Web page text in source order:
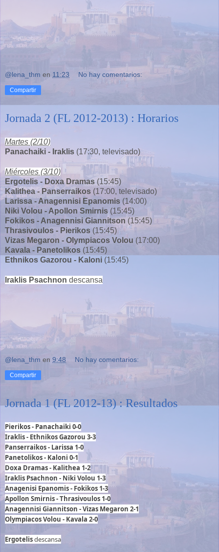
@lena_thm en 11:23 No hay comentarios:
Compartir
Jornada 2 (FL 2012-2013) : Horarios
Martes (2/10)
Panachaiki - Iraklis (17:30, televisado)
Miércoles (3/10)
Ergotelis - Doxa Dramas (15:45)
Kalithea - Panserraikos (17:00, televisado)
Larissa - Anagennisi Epanomis (14:00)
Niki Volou - Apollon Smirnis (15:45)
Fokikos - Anagennisi Giannitson (15:45)
Thrasivoulos - Pierikos (15:45)
Vizas Megaron - Olympiacos Volou (17:00)
Kavala - Panetolikos (15:45)
Ethnikos Gazorou - Kaloni (15:45)
Iraklis Psachnon descansa
@lena_thm en 9:48 No hay comentarios:
Compartir
Jornada 1 (FL 2012-13) : Resultados
Pierikos - Panachaiki 0-0
Iraklis - Ethnikos Gazorou 3-3
Panserraikos - Larissa 1-0
Panetolikos - Kaloni 0-1
Doxa Dramas - Kalithea 1-2
Iraklis Psachnon - Niki Volou 1-3
Anagenisi Epanomis - Fokikos 1-3
Apollon Smirnis - Thrasivoulos 1-0
Anagennisi Giannitson - Vizas Megaron 2-1
Olympiacos Volou - Kavala 2-0
Ergotelisdescansa